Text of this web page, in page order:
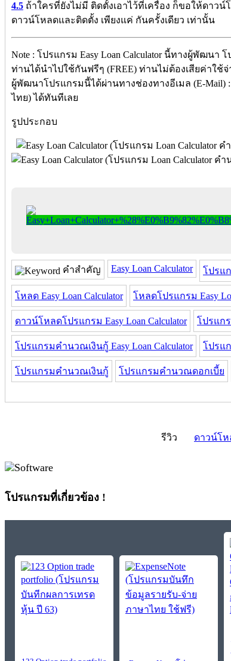
4.5 ถ้าใครที่ยังไม่มี ติดตั้งเอาไว้ที่เครื่อง ก็ขอให้ดาวน์
ดาวน์โหลดและติดตั้ง เพียงแค่ กันครั้งเดียว เท่านั้น
Note : โปรแกรม Easy Loan Calculator นี้ทางผู้พัฒนา
ท่านได้นำไปใช้กันฟรีๆ (FREE) ท่านไม่ต้องเสียค่าใ
ผู้พัฒนาโปรแกรมนี้ได้ผ่านทางช่องทางอีเมล (E-Mail) :
ไทย) ได้ทันทีเลย
รูปประกอบ
คำสำคัญ Easy Loan Calculator โปรแก
โหลด Easy Loan Calculator โหลดโปรแกรม Easy
ดาวน์โหลดโปรแกรม Easy Loan Calculator โปรแก
โปรแกรมคำนวณเงินกู้ Easy Loan Calculator โปรแก
โปรแกรมคํานวณเงินกู้ โปรแกรมคำนวณดอกเบี้ย
รีวิว ดาวน์โ
โปรแกรมที่เกี่ยวข้อง !